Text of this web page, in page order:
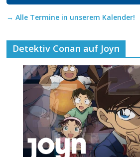
→ Alle Termine in unserem Kalender!
Detektiv Conan auf Joyn